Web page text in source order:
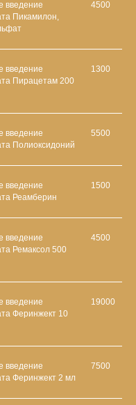
введение
Пикамилон,
4500
введение
Пирацетам 200
1300
введение
Полиоксидоний
5500
введение
Реамберин
1500
введение
Ремаксол 500
4500
введение
Феринжект 10
19000
введение
Феринжект 2 мл
7500